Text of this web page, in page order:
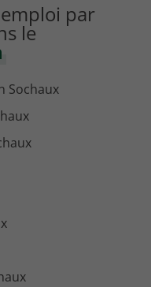
par
le
Sochaux